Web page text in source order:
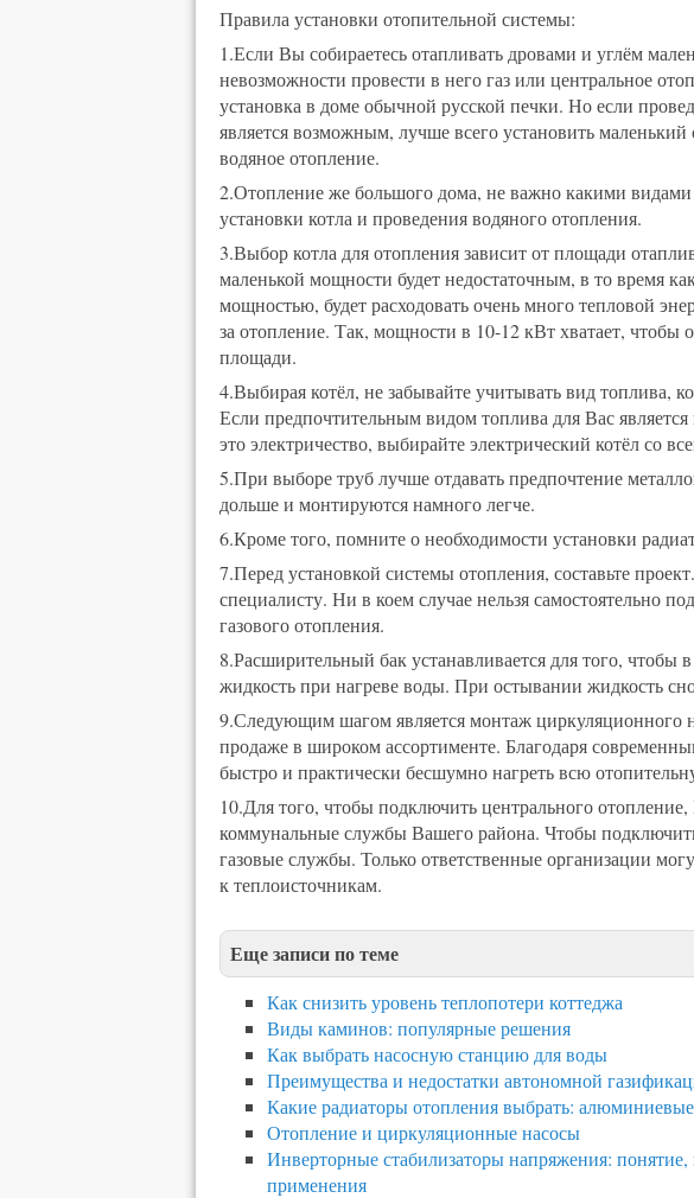
Правила установки отопительной системы:
1.Если Вы собираетесь отапливать дровами и углём
невозможности провести в него газ или центральное
установка в доме обычной русской печки. Но если
является возможным, лучше всего установить
водяное отопление.
2.Отопление же большого дома, не важно какими
установки котла и проведения водяного отопления.
3.Выбор котла для отопления зависит от площади
маленькой мощности будет недостаточным, в то время
мощностью, будет расходовать очень много тепловой
за отопление. Так, мощности в 10-12 кВт хватает, чтобы
площади.
4.Выбирая котёл, не забывайте учитывать вид топлива,
Если предпочтительным видом топлива для Вас является
это электричество, выбирайте электрический котёл со
5.При выборе труб лучше отдавать предпочтение
дольше и монтируются намного легче.
6.Кроме того, помните о необходимости установки
7.Перед установкой системы отопления, составьте
специалисту. Ни в коем случае нельзя самостоятельно
газового отопления.
8.Расширительный бак устанавливается для того, чтобы
жидкость при нагреве воды. При остывании жидкость
9.Следующим шагом является монтаж циркуляционного
продаже в широком ассортименте. Благодаря
быстро и практически бесшумно нагреть всю
10.Для того, чтобы подключить центрального
коммунальные службы Вашего района. Чтобы подключить
газовые службы. Только ответственные организации
к теплоисточникам.
Еще записи по теме
Как снизить уровень теплопотери коттеджа
Виды каминов: популярные решения
Как выбрать насосную станцию для воды
Преимущества и недостатки автономной
Какие радиаторы отопления выбрать:
Отопление и циркуляционные насосы
Инверторные стабилизаторы напряжения: понятие,
применения